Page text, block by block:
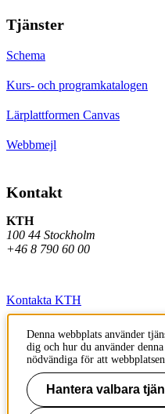
Tjänster
Schema
Kurs- och programkatalogen
Lärplattformen Canvas
Webbmejl
Kontakt
KTH
100 44 Stockholm
+46 8 790 60 00
Kontakta KTH
Jobba på KTH
Press och media
Faktura och betalning KTH
Denna webbplats använder
dig och hur du använder
nödvändiga för att
Hantera valbara